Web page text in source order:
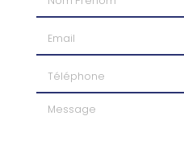
Message